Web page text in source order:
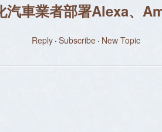
汽車業者部署Alexa、
Reply Subscribe New Topic